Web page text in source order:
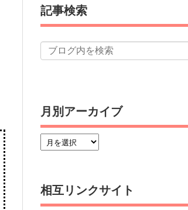
記事検索
月別アーカイブ
相互リンクサイト